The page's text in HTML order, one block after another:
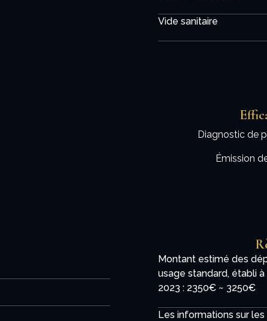
Vide sanitaire
Diagnostic de
Émission
Montant estimé des
usage standard, établi
2023 : 2350€ ~ 3250€
Les informations sur